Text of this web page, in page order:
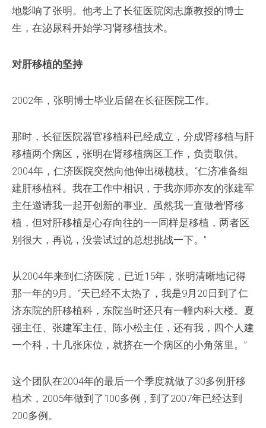
地影响了张明。他考上了长征医院闵志廉教授的博士
生，在泌尿科开始学习肾移植技术。
对肝移植的坚持
2002年，张明博士毕业后留在长征医院工作。
那时，长征医院器官移植科已经成立，分成肾移植与肝
移植两个病区，张明在肾移植病区工作，负责取供。
2004年，仁济医院突然向他伸出橄榄枝。“仁济准备组
建肝移植科。我在工作中相识，于我亦师亦友的张建军
主任邀请我一起开创新的事业。虽然我一直做着肾移
植，但对肝移植是心存向往的——同样是移植，两者区
别很大，再说，没尝试过的总想挑战一下。”
从2004年来到仁济医院，已近15年，张明清晰地记得
那一年的9月。“天已经不太热了，我是9月20日到了仁
济东院的肝移植科，东院当时还只有一幢内科大楼。夏
强主任、张建军主任、陈小松主任，还有我，四个人建
一个科，十几张床位，就挤在一个病区的小角落里。”
这个团队在2004年的最后一个季度就做了30多例肝移
植术，2005年做到了100多例，到了2007年已经达到
200多例。